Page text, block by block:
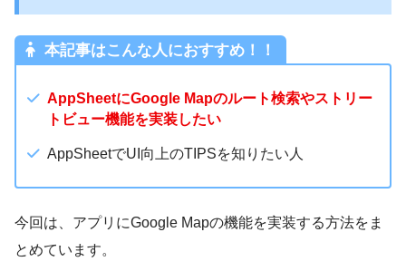
本記事はこんな人におすすめ！！
AppSheetにGoogle Mapのルート検索やストリー
トビュー機能を実装したい
AppSheetでUI向上のTIPSを知りたい人
今回は、アプリにGoogle Mapの機能を実装する方法をま
とめています。